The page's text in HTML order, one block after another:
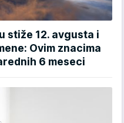
stiže 12. avgusta i
Ovim znacima
6 meseci